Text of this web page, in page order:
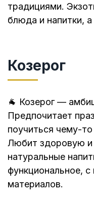
традициями.
блюда и напитки,
Козерог
🐐 Козерог —
Предпочитает
поучиться чему-
Любит здоровую и
натуральные
функциональное,
материалов.